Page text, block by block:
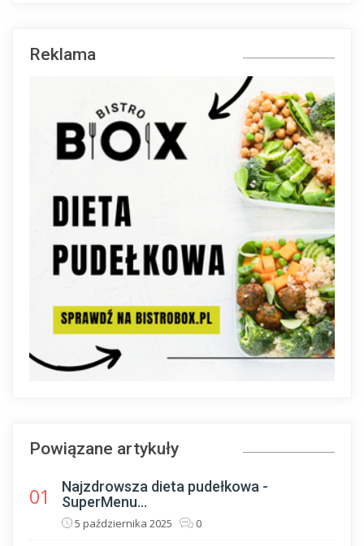
Reklama
Powiązane artykuły
01
Najzdrowsza dieta pudełkowa -
SuperMenu...
5 października 2025 0